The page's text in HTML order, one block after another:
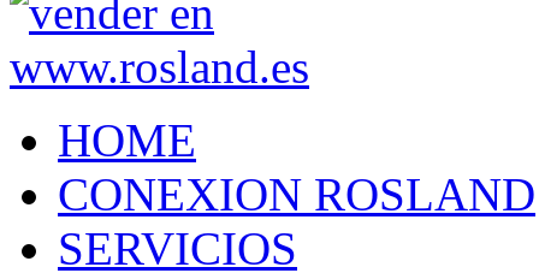
HOME
CONEXION ROSLAND
SERVICIOS